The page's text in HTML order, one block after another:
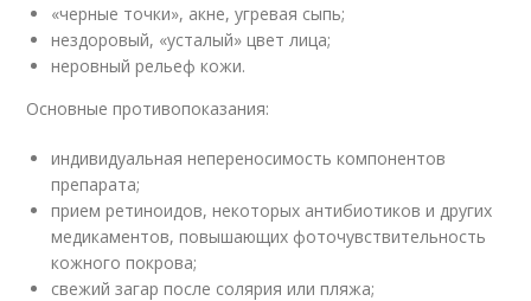
«черные точки», акне, угревая сыпь;
нездоровый, «усталый» цвет лица;
неровный рельеф кожи.
Основные противопоказания:
индивидуальная непереносимость компонентов
препарата;
прием ретиноидов, некоторых антибиотиков и других
медикаментов, повышающих фоточувствительность
кожного покрова;
свежий загар после солярия или пляжа;